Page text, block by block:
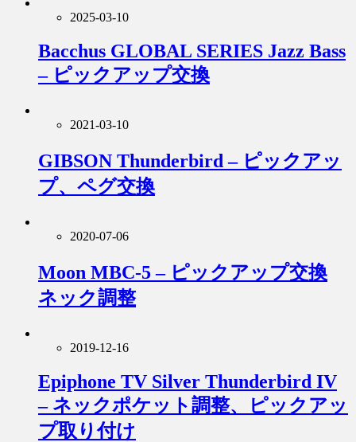
2025-03-10
Bacchus GLOBAL SERIES Jazz Bass
– ピックアップ交換
2021-03-10
GIBSON Thunderbird – ピックアッ
プ、ペグ交換
2020-07-06
Moon MBC-5 – ピックアップ交換
ネック調整
2019-12-16
Epiphone TV Silver Thunderbird IV
– ネックポケット調整、ピックアッ
プ取り付け